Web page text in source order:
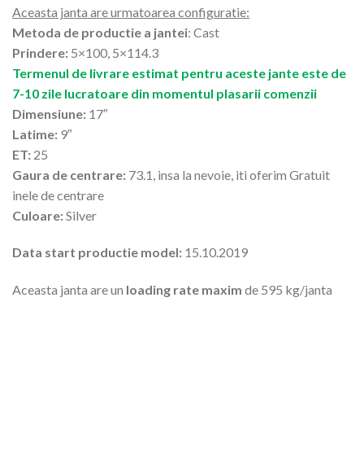
Aceasta janta are urmatoarea configuratie:
Metoda de productie a jantei: Cast
Prindere: 5×100, 5×114.3
Termenul de livrare estimat pentru aceste jante este de
7-10 zile lucratoare din momentul plasarii comenzii
Dimensiune: 17″
Latime: 9″
ET: 25
Gaura de centrare: 73.1, insa la nevoie, iti oferim Gratuit
inele de centrare
Culoare:Silver
Data start productie model: 15.10.2019
Aceasta janta are un loading rate maxim de 595 kg/janta